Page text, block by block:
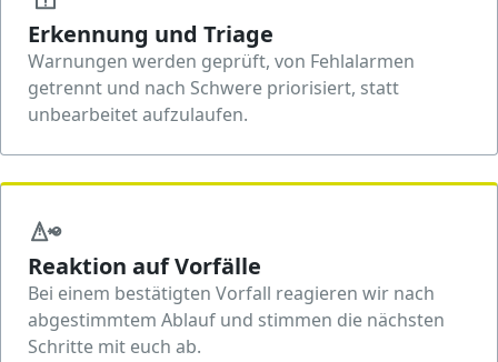
Erkennung und Triage
Warnungen werden geprüft, von Fehlalarmen
getrennt und nach Schwere priorisiert, statt
unbearbeitet aufzulaufen.
Reaktion auf Vorfälle
Bei einem bestätigten Vorfall reagieren wir nach
abgestimmtem Ablauf und stimmen die nächsten
Schritte mit euch ab.